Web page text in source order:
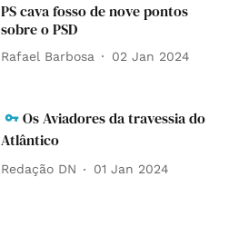
PS cava fosso de nove pontos
sobre o PSD
Rafael Barbosa 02 Jan 2024
Os Aviadores da travessia do
Atlântico
Redação DN 01 Jan 2024